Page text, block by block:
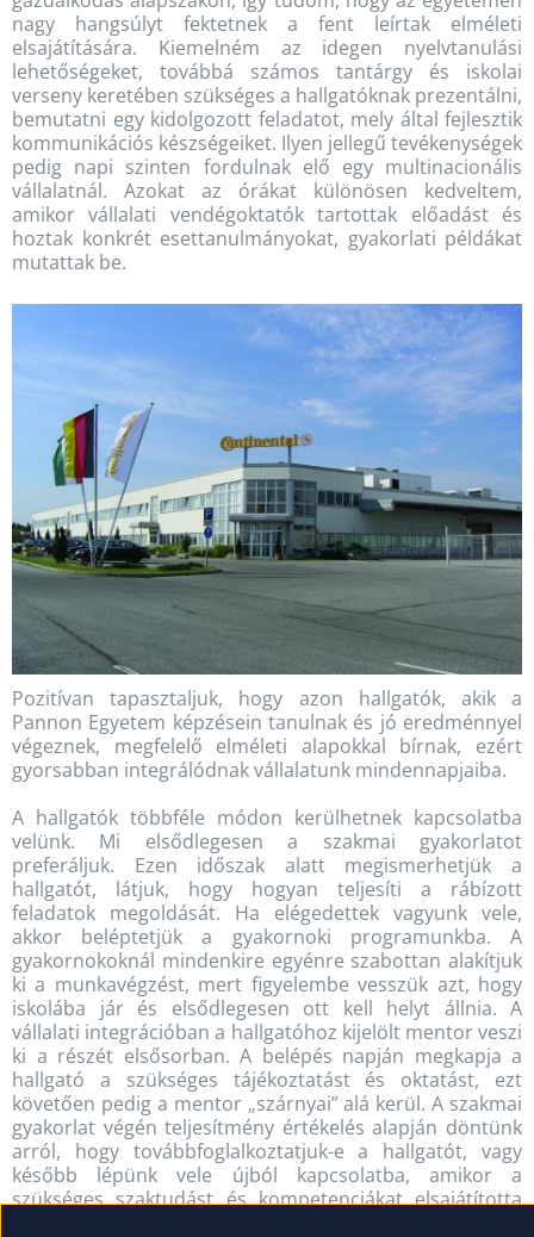
nagy hangsúlyt fektetnek a fent leírtak elméleti
elsajátítására. Kiemelném az idegen nyelvtanulási
lehetőségeket, továbbá számos tantárgy és iskolai
verseny keretében szükséges a hallgatóknak prezentálni,
bemutatni egy kidolgozott feladatot, mely által fejlesztik
kommunikációs készségeiket. Ilyen jellegű tevékenységek
pedig napi szinten fordulnak elő egy multinacionális
vállalatnál. Azokat az órákat különösen kedveltem,
amikor vállalati vendégoktatók tartottak előadást és
hoztak konkrét esettanulmányokat, gyakorlati példákat
mutattak be.
Pozitívan tapasztaljuk, hogy azon hallgatók, akik a
Pannon Egyetem képzésein tanulnak és jó eredménnyel
végeznek, megfelelő elméleti alapokkal bírnak, ezért
gyorsabban integrálódnak vállalatunk mindennapjaiba.
A hallgatók többféle módon kerülhetnek kapcsolatba
velünk. Mi elsődlegesen a szakmai gyakorlatot
preferáljuk. Ezen időszak alatt megismerhetjük a
hallgatót, látjuk, hogy hogyan teljesíti a rábízott
feladatok megoldását. Ha elégedettek vagyunk vele,
akkor beléptetjük a gyakornoki programunkba. A
gyakornokoknál mindenkire egyénre szabottan alakítjuk
ki a munkavégzést, mert figyelembe vesszük azt, hogy
iskolába jár és elsődlegesen ott kell helyt állnia. A
vállalati integrációban a hallgatóhoz kijelölt mentor veszi
ki a részét elsősorban. A belépés napján megkapja a
hallgató a szükséges tájékoztatást és oktatást, ezt
követően pedig a mentor „szárnyai” alá kerül. A szakmai
gyakorlat végén teljesítmény értékelés alapján döntünk
arról, hogy továbbfoglalkoztatjuk-e a hallgatót, vagy
később lépünk vele újból kapcsolatba, amikor a
szükséges szaktudást és kompetenciákat elsajátította